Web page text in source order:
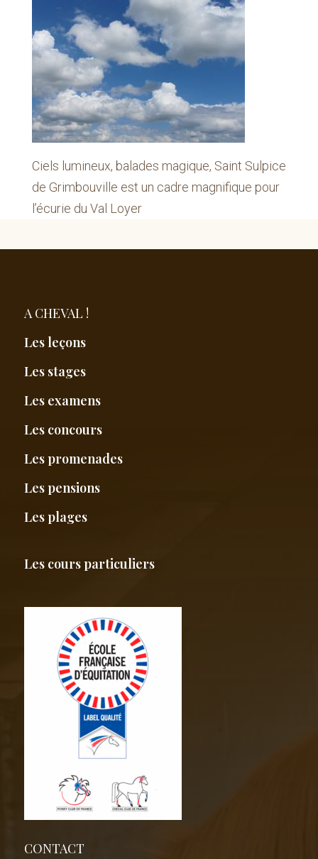
Ciels lumineux, balades magique, Saint Sulpice
de Grimbouville est un cadre magnifique pour
l’écurie du Val Loyer
A CHEVAL !
Les leçons
Les stages
Les examens
Les concours
Les promenades
Les pensions
Les plages
Les cours particuliers
CONTACT